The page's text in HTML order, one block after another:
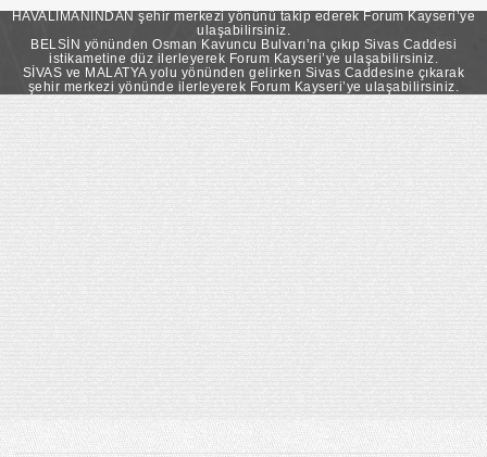
HAVALİMANINDAN şehir merkezi yönünü takip ederek Forum Kayseri’ye
ulaşabilirsiniz.
BELSİN yönünden Osman Kavuncu Bulvarı’na çıkıp Sivas Caddesi
istikametine düz ilerleyerek Forum Kayseri’ye ulaşabilirsiniz.
SİVAS ve MALATYA yolu yönünden gelirken Sivas Caddesine çıkarak
şehir merkezi yönünde ilerleyerek Forum Kayseri’ye ulaşabilirsiniz.